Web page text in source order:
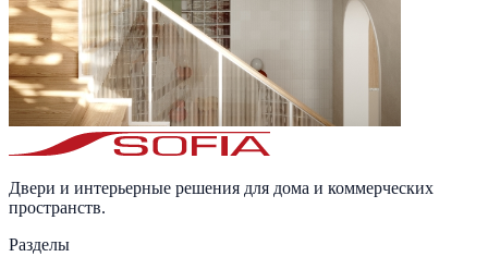
Двери и интерьерные решения для дома и коммерческих
пространств.
Разделы